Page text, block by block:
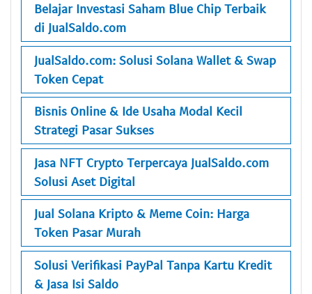
Belajar Investasi Saham Blue Chip Terbaik
di JualSaldo.com
JualSaldo.com: Solusi Solana Wallet & Swap
Token Cepat
Bisnis Online & Ide Usaha Modal Kecil
Strategi Pasar Sukses
Jasa NFT Crypto Terpercaya JualSaldo.com
Solusi Aset Digital
Jual Solana Kripto & Meme Coin: Harga
Token Pasar Murah
Solusi Verifikasi PayPal Tanpa Kartu Kredit
& Jasa Isi Saldo